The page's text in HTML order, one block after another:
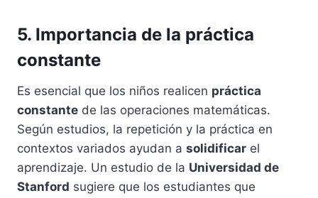
5. Importancia de la práctica
constante
Es esencial que los niños realicen práctica
constante de las operaciones matemáticas.
Según estudios, la repetición y la práctica en
contextos variados ayudan a solidificar el
aprendizaje. Un estudio de la Universidad de
Stanford sugiere que los estudiantes que